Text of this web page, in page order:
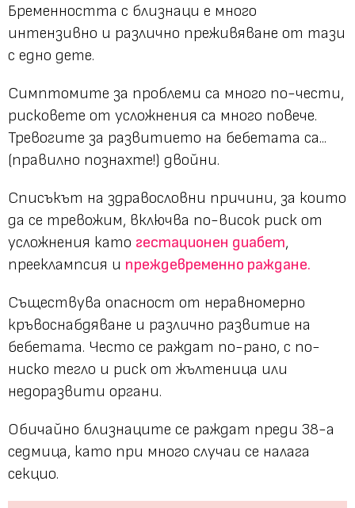
Бременността с близнаци е много
интензивно и различно преживяване от тази
с едно дете.
Симптомите за проблеми са много по-чести,
рисковете от усложнения са много повече.
Тревогите за развитието на бебетата са...
(правилно познахте!) двойни.
Списъкът на здравословни причини, за които
да се тревожим, включва по-висок риск от
усложнения като гестационен диабет,
прееклампсия и преждевременно раждане.
Съществува опасност от неравномерно
кръвоснабдяване и различно развитие на
бебетата. Често се раждат по-рано, с по-
ниско тегло и риск от жълтеница или
недоразвити органи.
Обичайно близнаците се раждат преди 38-а
седмица, като при много случаи се налага
секцио.